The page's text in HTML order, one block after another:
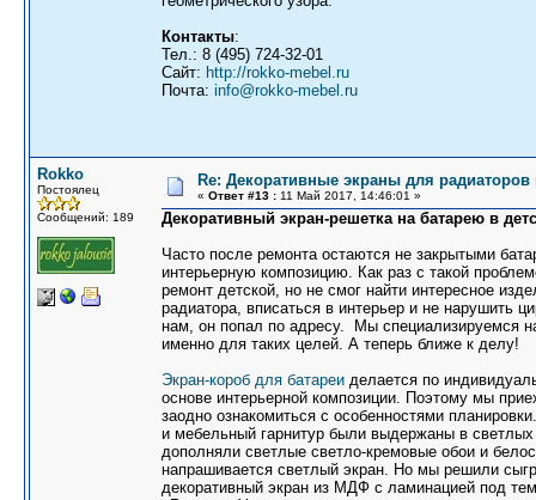
Контакты:
Тел.: 8 (495) 724-32-01
Сайт: http://rokko-mebel.ru
Почта: info@rokko-mebel.ru
Rokko
Постоялец
Сообщений: 189
Re: Декоративные экраны для радиаторов
« Ответ #13 : 11 Май 2017, 14:46:01 »
Декоративный экран-решетка на батарею в
Часто после ремонта остаются не закрытыми
интерьерную композицию. Как раз с такой
ремонт детской, но не смог найти интересное
радиатора, вписаться в интерьер и не нарушить
нам, он попал по адресу. Мы специализируемся
именно для таких целей. А теперь ближе к делу!
Экран-короб для батареи делается по
основе интерьерной композиции. Поэтому мы
заодно ознакомиться с особенностями
и мебельный гарнитур были выдержаны в
дополняли светлые светло-кремовые обои и
напрашивается светлый экран. Но мы решили
декоративный экран из МДФ с ламинацией под